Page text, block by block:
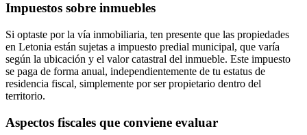
Impuestos sobre inmuebles
Si optaste por la vía inmobiliaria, ten presente que las propiedades
en Letonia están sujetas a impuesto predial municipal, que varía
según la ubicación y el valor catastral del inmueble. Este impuesto
se paga de forma anual, independientemente de tu estatus de
residencia fiscal, simplemente por ser propietario dentro del
territorio.
Aspectos fiscales que conviene evaluar